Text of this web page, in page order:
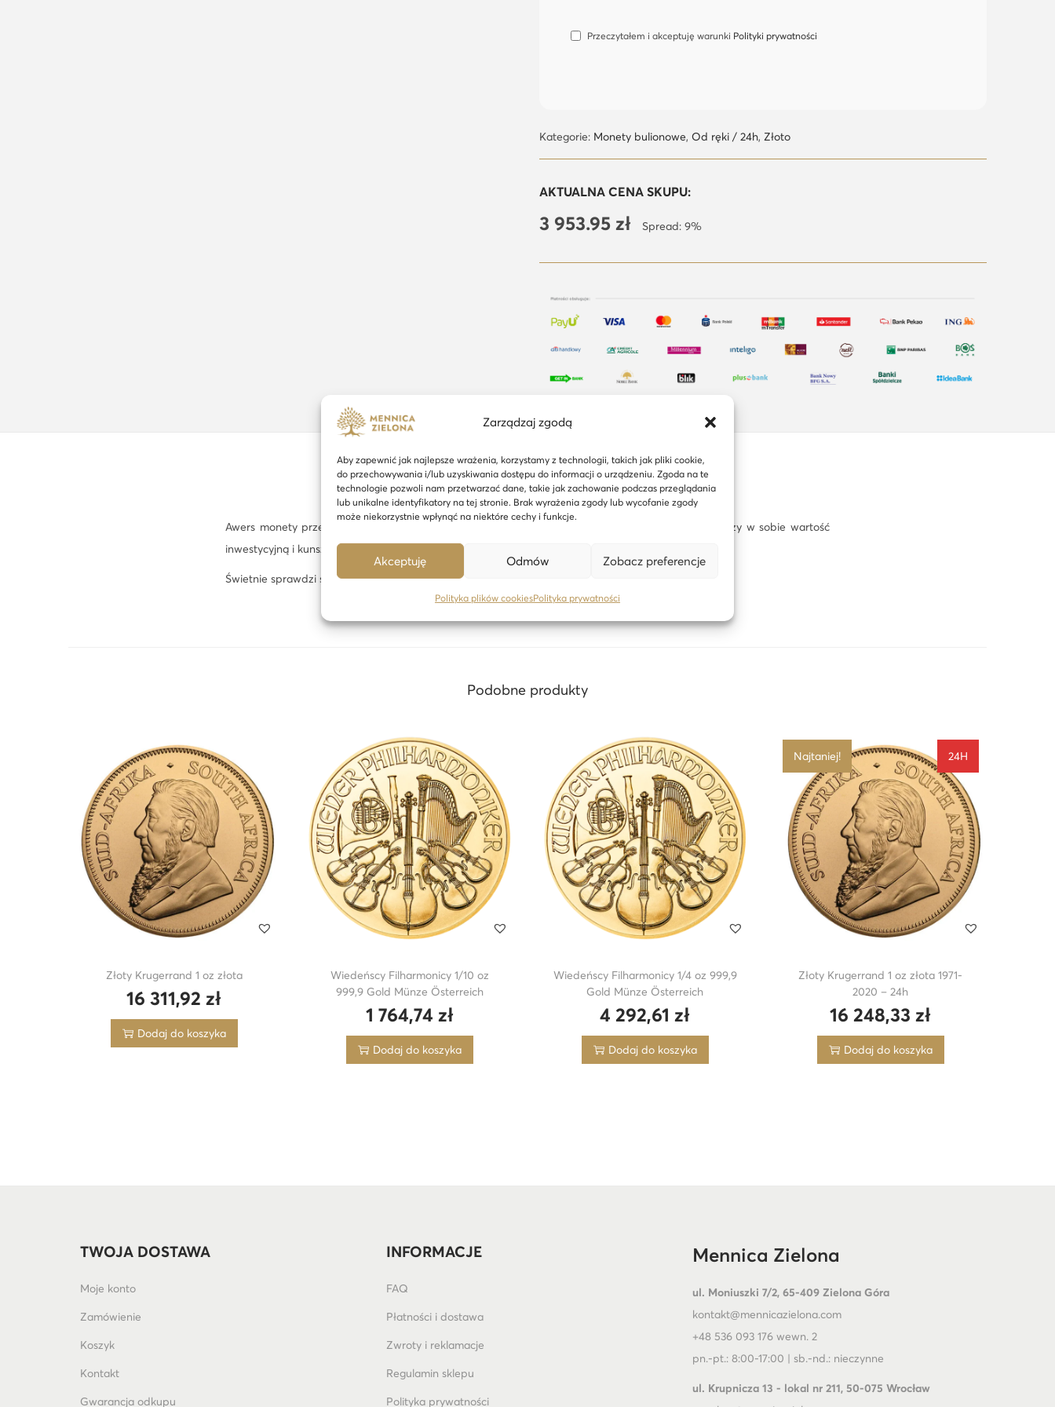
Zarządzaj zgodą
Aby zapewnić jak najlepsze wrażenia, korzystamy z technologii, takich jak pliki cookie,
do przechowywania i/lub uzyskiwania dostępu do informacji o urządzeniu. Zgoda na te
technologie pozwoli nam przetwarzać dane, takie jak zachowanie podczas przeglądania
lub unikalne identyfikatory na tej stronie. Brak wyrażenia zgody lub wycofanie zgody
może niekorzystnie wpłynąć na niektóre cechy i funkcje.
Akceptuję Odmów Zobacz preferencje
Polityka plików cookiesPolityka prywatności
Przeczytałem i akceptuję warunki Polityki prywatności
Kategorie: Monety bulionowe, Od ręki / 24h, Złoto
AKTUALNA CENA SKUPU:
3 953.95 zł Spread: 9%
Opis Informacje dodatkowe
Awers monety przedstawia nowy skomplikowany wizerunek królowej Elżbiety II. Gold Britannia łączy w sobie wartość
inwestycyjną i kunszt wykonania.
Świetnie sprawdzi się w trudnych czasach jako inwestycja i zabezpieczenie swoich oszczędności.
Podobne produkty
Złoty Krugerrand 1 oz złota
16 311,92zł
Dodaj do koszyka
Wiedeńscy Filharmonicy 1/10 oz
999,9 Gold Münze Österreich
1 764,74 zł
Dodaj do koszyka
Wiedeńscy Filharmonicy 1/4 oz 999,9
Gold Münze Österreich
4 292,61zł
Dodaj do koszyka
Złoty Krugerrand 1 oz złota 1971-
2020 – 24h
16 248,33zł
24H
Najtaniej!
Dodaj do koszyka
TWOJA DOSTAWA
Moje konto
Zamówienie
Koszyk
Kontakt
Gwarancja odkupu
INFORMACJE
FAQ
Płatności i dostawa
Zwroty i reklamacje
Regulamin sklepu
Polityka prywatności
Mennica Zielona
ul. Moniuszki 7/2, 65-409 Zielona Góra
kontakt@mennicazielona.com
+48 536 093 176 wewn. 2
pn.-pt.: 8:00-17:00 | sb.-nd.: nieczynne
ul. Krupnicza 13 - lokal nr 211, 50-075 Wrocław